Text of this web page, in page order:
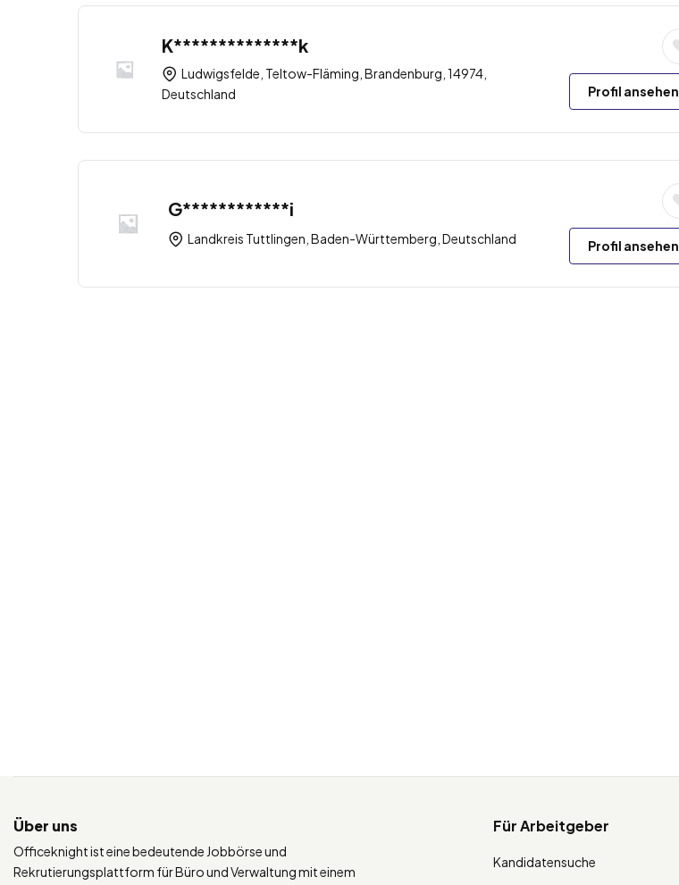
K**************k
Ludwigsfelde, Teltow-Fläming, Brandenburg, 14974,
Deutschland
Profil ansehen
G************i
Landkreis Tuttlingen, Baden-Württemberg, Deutschland Profil ansehen
Über uns
Officeknight ist eine bedeutende Jobbörse und
Rekrutierungsplattform für Büro und Verwaltung mit einem
Für Arbeitgeber
Kandidatensuche